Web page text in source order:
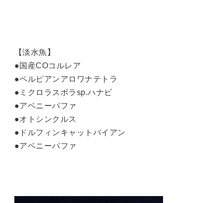
【淡水魚】
●国産COコルレア
●ペルピアンアロワナテトラ
●ミクロラスボラsp.ハナビ
●アベニーパファ
●オトシンクルス
●ドルフィンキャットバイアン
●アベニーパファ